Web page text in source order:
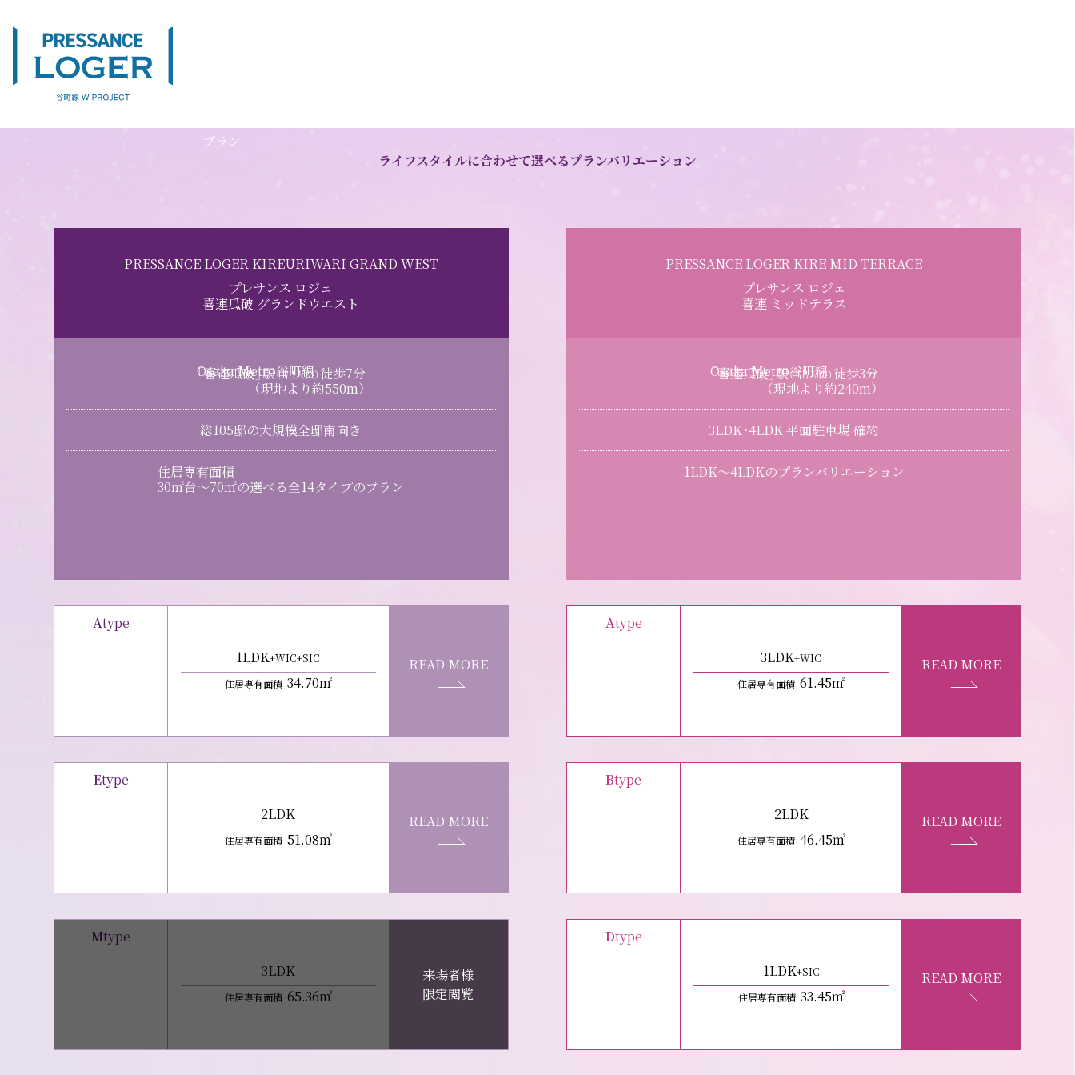
プラン
ライフスタイルに合わせて選べるプランバリエーション
PRESSANCE LOGER KIREURIWARI GRAND WEST
プレサンス ロジェ
喜連瓜破 グランドウエスト
Osaka Metro谷町線
「喜連瓜破」駅（1出入口） 徒歩7分
（現地より約550m）
総105邸の大規模全邸南向き
住居専有面積
30㎡台～70㎡の選べる全14タイプのプラン
Atype
1LDK+WIC+SIC
住居専有面積 34.70㎡
READ MORE
Etype
2LDK
住居専有面積 51.08㎡
READ MORE
Mtype
3LDK
住居専有面積 65.36㎡
来場者様
限定閲覧
PRESSANCE LOGER KIRE MID TERRACE
プレサンス ロジェ
喜連 ミッドテラス
Osaka Metro谷町線
「喜連瓜破」駅（1出入口） 徒歩3分
（現地より約240m）
3LDK･4LDK 平面駐車場 確約
1LDK～4LDKのプランバリエーション
Atype
3LDK+WIC
住居専有面積 61.45㎡
READ MORE
Btype
2LDK
住居専有面積 46.45㎡
READ MORE
Dtype
1LDK+SIC
住居専有面積 33.45㎡
READ MORE